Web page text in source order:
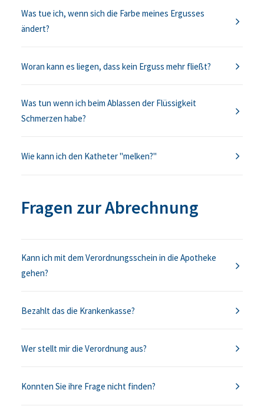
Was tue ich, wenn sich die Farbe meines Ergusses
ändert?
Woran kann es liegen, dass kein Erguss mehr fließt?
Was tun wenn ich beim Ablassen der Flüssigkeit
Schmerzen habe?
Wie kann ich den Katheter "melken?"
Fragen zur Abrechnung
Kann ich mit dem Verordnungsschein in die Apotheke
gehen?
Bezahlt das die Krankenkasse?
Wer stellt mir die Verordnung aus?
Konnten Sie ihre Frage nicht finden?